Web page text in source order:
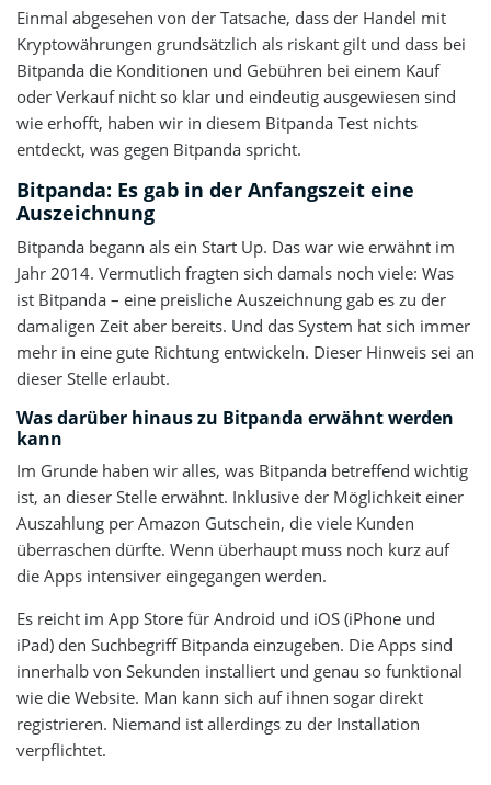
Einmal abgesehen von der Tatsache, dass der Handel mit
Kryptowährungen grundsätzlich als riskant gilt und dass bei
Bitpanda die Konditionen und Gebühren bei einem Kauf
oder Verkauf nicht so klar und eindeutig ausgewiesen sind
wie erhofft, haben wir in diesem Bitpanda Test nichts
entdeckt, was gegen Bitpanda spricht.
Bitpanda: Es gab in der Anfangszeit eine
Auszeichnung
Bitpanda begann als ein Start Up. Das war wie erwähnt im
Jahr 2014. Vermutlich fragten sich damals noch viele: Was
ist Bitpanda – eine preisliche Auszeichnung gab es zu der
damaligen Zeit aber bereits. Und das System hat sich immer
mehr in eine gute Richtung entwickeln. Dieser Hinweis sei an
dieser Stelle erlaubt.
Was darüber hinaus zu Bitpanda erwähnt werden
kann
Im Grunde haben wir alles, was Bitpanda betreffend wichtig
ist, an dieser Stelle erwähnt. Inklusive der Möglichkeit einer
Auszahlung per Amazon Gutschein, die viele Kunden
überraschen dürfte. Wenn überhaupt muss noch kurz auf
die Apps intensiver eingegangen werden.
Es reicht im App Store für Android und iOS (iPhone und
iPad) den Suchbegriff Bitpanda einzugeben. Die Apps sind
innerhalb von Sekunden installiert und genau so funktional
wie die Website. Man kann sich auf ihnen sogar direkt
registrieren. Niemand ist allerdings zu der Installation
verpflichtet.